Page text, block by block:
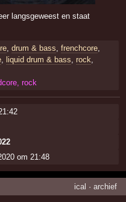
langsgeweest en staat
, drum & bass frenchcore,
, liquid drum & bass rock
rock
om 21:48
ical · archief